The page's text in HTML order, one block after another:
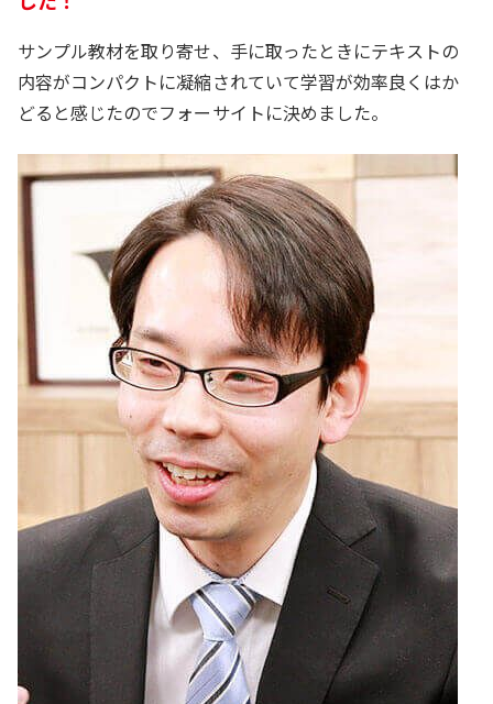
サンプル教材を取り寄せ、手に取ったときにテキストの
内容がコンパクトに凝縮されていて学習が効率良くはか
どると感じたのでフォーサイトに決めました。